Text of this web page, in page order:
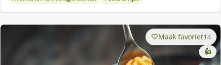
Maak favoriet14
👍